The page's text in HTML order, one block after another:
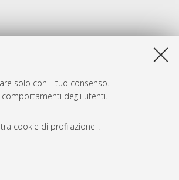
solo con il tuo consenso.
degli utenti.
cookie di profilazione".